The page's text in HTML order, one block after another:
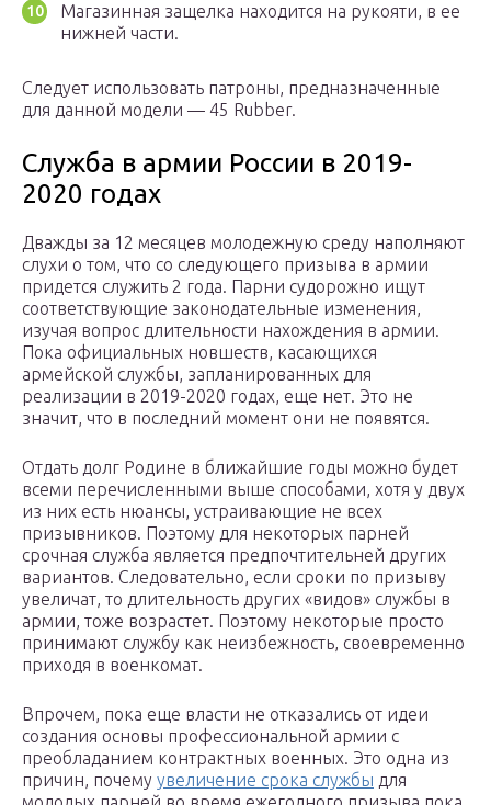
Магазинная защелка находится на рукояти, в ее
нижней части.
Следует использовать патроны, предназначенные
для данной модели — 45 Rubber.
Служба в армии России в 2019-
2020 годах
Дважды за 12 месяцев молодежную среду наполняют
слухи о том, что со следующего призыва в армии
придется служить 2 года. Парни судорожно ищут
соответствующие законодательные изменения,
изучая вопрос длительности нахождения в армии.
Пока официальных новшеств, касающихся
армейской службы, запланированных для
реализации в 2019-2020 годах, еще нет. Это не
значит, что в последний момент они не появятся.
Отдать долг Родине в ближайшие годы можно будет
всеми перечисленными выше способами, хотя у двух
из них есть нюансы, устраивающие не всех
призывников. Поэтому для некоторых парней
срочная служба является предпочтительней других
вариантов. Следовательно, если сроки по призыву
увеличат, то длительность других «видов» службы в
армии, тоже возрастет. Поэтому некоторые просто
принимают службу как неизбежность, своевременно
приходя в военкомат.
Впрочем, пока еще власти не отказались от идеи
создания основы профессиональной армии с
преобладанием контрактных военных. Это одна из
причин, почему увеличение срока службы для